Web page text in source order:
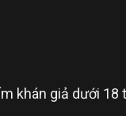
khán giả dưới 18